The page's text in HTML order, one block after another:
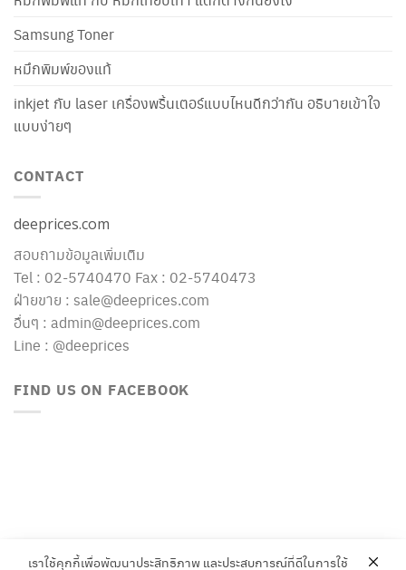
Samsung Toner
หมึกพิมพ์ของแท้
inkjet กับ laser เครื่องพริ้นเตอร์แบบไหนดีกว่ากัน อธิบายเข้าใจ
แบบง่ายๆ
CONTACT
deeprices.com
สอบถามข้อมูลเพิ่มเติม
Tel : 02-5740470 Fax : 02-5740473
ฝ่ายขาย : sale@deeprices.com
อื่นๆ : admin@deeprices.com
Line : @deeprices
FIND US ON FACEBOOK
เราใช้คุกกี้เพื่อพัฒนาประสิทธิภาพ และประสบการณ์ที่ดีในการใช้